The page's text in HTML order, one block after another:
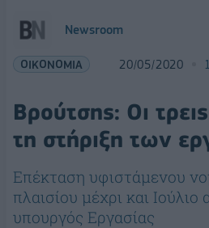
Newsroom
ΟΙΚΟΝΟΜΙΑ 20/05/2020
Βρούτσης: Οι
τη στήριξη των
Επέκταση υφιστάμενου
πλαισίου μέχρι και
υπουργός Εργασίας